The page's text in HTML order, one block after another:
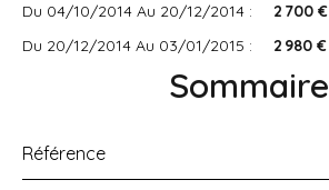
Du 04/10/2014 Au 20/12/2014 :
2 700 €
Du 20/12/2014 Au 03/01/2015 :
2 980 €
Sommaire
Référence